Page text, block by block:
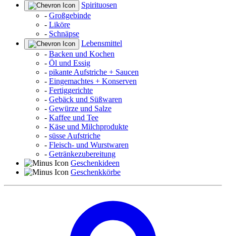
Spirituosen
- Großgebinde
- Liköre
- Schnäpse
Lebensmittel
- Backen und Kochen
- Öl und Essig
- pikante Aufstriche + Saucen
- Eingemachtes + Konserven
- Fertiggerichte
- Gebäck und Süßwaren
- Gewürze und Salze
- Kaffee und Tee
- Käse und Milchprodukte
- süsse Aufstriche
- Fleisch- und Wurstwaren
- Getränkezubereitung
Geschenkideen
Geschenkkörbe